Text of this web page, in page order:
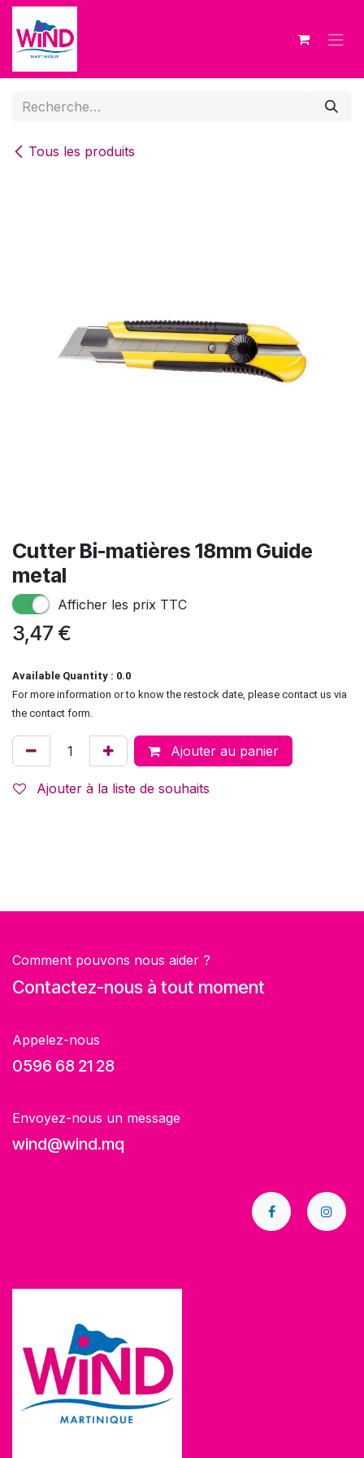
Se rendre au contenu
Tous les produits
Cutter Bi-matières 18mm Guide
metal
Afficher les prix TTC
3,47 €
Available Quantity : 0.0
For more information or to know the restock date, please contact us via
the contact form.
Ajouter au panier
Ajouter à la liste de souhaits
Comment pouvons nous aider ?
Contactez-nous à tout moment
Appelez-nous
0596 68 21 28
Envoyez-nous un message
wind@wind.mq